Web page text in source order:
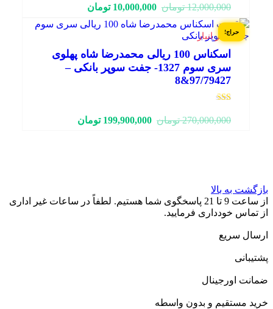
12,000,000 تومان
قیمت
اصلی:
12,000,000 تومان
بود.
10,000,000 تومان
قیمت
فعلی:
10,000,000 تومان.حراج!
1 در انبار
اسکناس 100 ریالی محمدرضا شاه پهلوی
سری سوم 1327- جفت سوپر بانکی –
97/79427&8
1.50
از 5
270,000,000 تومان
قیمت
199,900,000 تومان
قیمت
بازگشت به بالا
از ساعت 9 تا 21 پاسخگوی شما هستیم. لطفاً در ساعات غیر اداری
از تماس خودداری فرمایید.
ارسال سریع
پشتیبانی
ضمانت اورجینال
خرید مستقیم و بدون واسطه